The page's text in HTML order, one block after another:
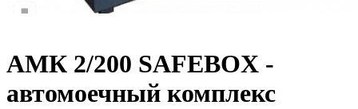
АМК 2/200 SAFEBOX -
автомоечный комплекс